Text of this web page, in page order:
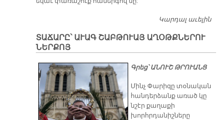
Կարդալ աւելին
ՏԱՃԱՐԸ՝ ԱՒԱԳ ՇԱԲԹՈՒԱՅ ԱՂՕԹՔՆԵՐՈՒ
ՆԵՐՔՈՅ
Գրեց՝ ԱՆՈՒՇ ԹՐՈՒԱՆՑ
Մինչ Փարիզը տօնական
հանդերձանք առած կը
նշէր քաղաքի
խորհրդանիշները